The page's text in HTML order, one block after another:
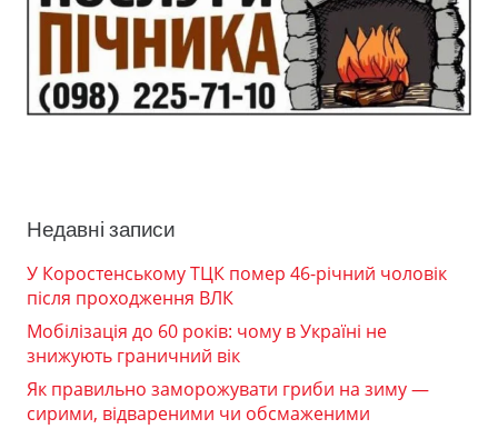
Недавні записи
У Коростенському ТЦК помер 46-річний чоловік
після проходження ВЛК
Мобілізація до 60 років: чому в Україні не
знижують граничний вік
Як правильно заморожувати гриби на зиму —
сирими, відвареними чи обсмаженими